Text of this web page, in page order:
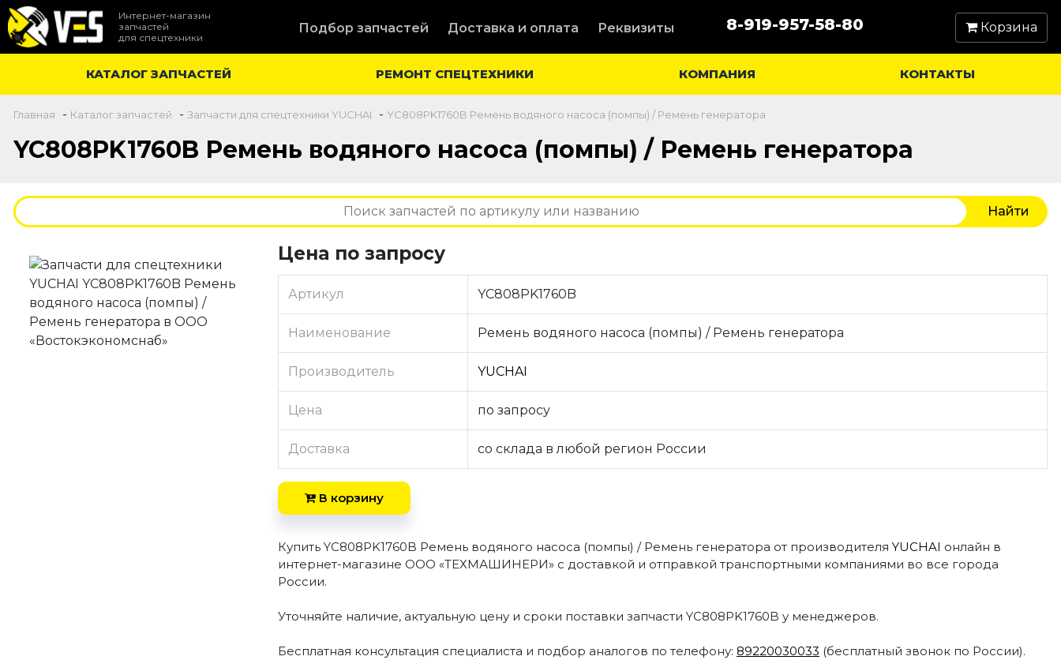
Интернет-магазин
запчастей
для спецтехники
Подбор запчастей Доставка и оплата Реквизиты 8-919-957-58-80 Корзина
КАТАЛОГ ЗАПЧАСТЕЙ РЕМОНТ СПЕЦТЕХНИКИ КОМПАНИЯ КОНТАКТЫ
Главная - Каталог запчастей - Запчасти для спецтехники YUCHAI - YC808PK1760B Ремень водяного насоса (помпы) / Ремень генератора
YC808PK1760B Ремень водяного насоса (помпы) / Ремень генератора
Цена по запросу
Артикул YC808PK1760B
Наименование Ремень водяного насоса (помпы) / Ремень генератора
Производитель YUCHAI
Цена по запросу
Доставка со склада в любой регион России
В корзину
Купить YC808PK1760B Ремень водяного насоса (помпы) / Ремень генератора от производителя YUCHAI онлайн в
интернет-магазине ООО «ТЕХМАШИНЕРИ» с доставкой и отправкой транспортными компаниями во все города
России.
Уточняйте наличие, актуальную цену и сроки поставки запчасти YC808PK1760B у менеджеров.
Бесплатная консультация специалиста и подбор аналогов по телефону: 89220030033 (бесплатный звонок по России).